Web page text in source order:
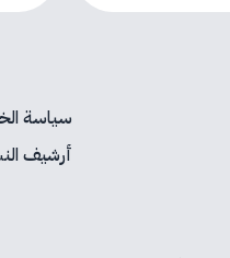
سياسة
أرشيف